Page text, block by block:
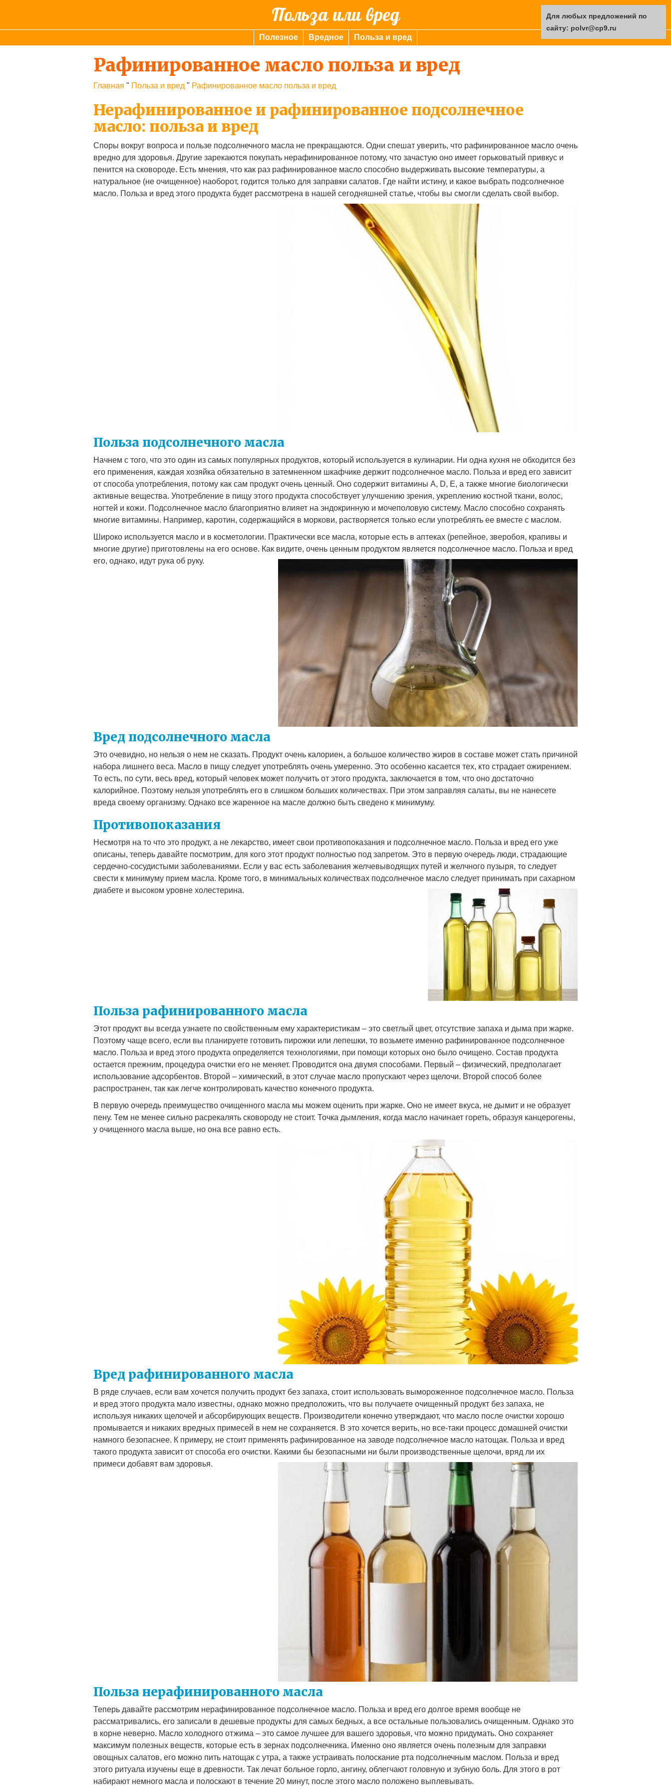
Польза или вред
Полезное Вредное Польза и вред
Рафинированное масло польза и вред
Главная " Польза и вред " Рафинированное масло польза и вред
Нерафинированное и рафинированное подсолнечное
масло: польза и вред
Споры вокруг вопроса и пользе подсолнечного масла не прекращаются. Одни спешат уверить, что рафинированное масло очень
вредно для здоровья. Другие зарекаются покупать нерафинированное потому, что зачастую оно имеет горьковатый привкус и
пенится на сковороде. Есть мнения, что как раз рафинированное масло способно выдерживать высокие температуры, а
натуральное (не очищенное) наоборот, годится только для заправки салатов. Где найти истину, и какое выбрать подсолнечное
масло. Польза и вред этого продукта будет рассмотрена в нашей сегодняшней статье, чтобы вы смогли сделать свой выбор.
Польза подсолнечного масла
Начнем с того, что это один из самых популярных продуктов, который используется в кулинарии. Ни одна кухня не обходится без
его применения, каждая хозяйка обязательно в затемненном шкафчике держит подсолнечное масло. Польза и вред его зависит
от способа употребления, потому как сам продукт очень ценный. Оно содержит витамины A, D, E, а также многие биологически
активные вещества. Употребление в пищу этого продукта способствует улучшению зрения, укреплению костной ткани, волос,
ногтей и кожи. Подсолнечное масло благоприятно влияет на эндокринную и мочеполовую систему. Масло способно сохранять
многие витамины. Например, каротин, содержащийся в моркови, растворяется только если употреблять ее вместе с маслом.
Широко используется масло и в косметологии. Практически все масла, которые есть в аптеках (репейное, зверобоя, крапивы и
многие другие) приготовлены на его основе. Как видите, очень ценным продуктом является подсолнечное масло. Польза и вред
его, однако, идут рука об руку.
Вред подсолнечного масла
Это очевидно, но нельзя о нем не сказать. Продукт очень калориен, а большое количество жиров в составе может стать причиной
набора лишнего веса. Масло в пищу следует употреблять очень умеренно. Это особенно касается тех, кто страдает ожирением.
То есть, по сути, весь вред, который человек может получить от этого продукта, заключается в том, что оно достаточно
калорийное. Поэтому нельзя употреблять его в слишком больших количествах. При этом заправляя салаты, вы не нанесете
вреда своему организму. Однако все жаренное на масле должно быть сведено к минимуму.
Противопоказания
Несмотря на то что это продукт, а не лекарство, имеет свои противопоказания и подсолнечное масло. Польза и вред его уже
описаны, теперь давайте посмотрим, для кого этот продукт полностью под запретом. Это в первую очередь люди, страдающие
сердечно-сосудистыми заболеваниями. Если у вас есть заболевания желчевыводящих путей и желчного пузыря, то следует
свести к минимуму прием масла. Кроме того, в минимальных количествах подсолнечное масло следует принимать при сахарном
диабете и высоком уровне холестерина.
Польза рафинированного масла
Этот продукт вы всегда узнаете по свойственным ему характеристикам – это светлый цвет, отсутствие запаха и дыма при жарке.
Поэтому чаще всего, если вы планируете готовить пирожки или лепешки, то возьмете именно рафинированное подсолнечное
масло. Польза и вред этого продукта определяется технологиями, при помощи которых оно было очищено. Состав продукта
остается прежним, процедура очистки его не меняет. Проводится она двумя способами. Первый – физический, предполагает
использование адсорбентов. Второй – химический, в этот случае масло пропускают через щелочи. Второй способ более
распространен, так как легче контролировать качество конечного продукта.
В первую очередь преимущество очищенного масла мы можем оценить при жарке. Оно не имеет вкуса, не дымит и не образует
пену. Тем не менее сильно расрекалять сковороду не стоит. Точка дымления, когда масло начинает гореть, образуя канцерогены,
у очищенного масла выше, но она все равно есть.
Вред рафинированного масла
В ряде случаев, если вам хочется получить продукт без запаха, стоит использовать вымороженное подсолнечное масло. Польза
и вред этого продукта мало известны, однако можно предположить, что вы получаете очищенный продукт без запаха, не
используя никаких щелочей и абсорбирующих веществ. Производители конечно утверждают, что масло после очистки хорошо
промывается и никаких вредных примесей в нем не сохраняется. В это хочется верить, но все-таки процесс домашней очистки
намного безопаснее. К примеру, не стоит применять рафинированное на заводе подсолнечное масло натощак. Польза и вред
такого продукта зависит от способа его очистки. Какими бы безопасными ни были производственные щелочи, вряд ли их
примеси добавят вам здоровья.
Польза нерафинированного масла
Теперь давайте рассмотрим нерафинированное подсолнечное масло. Польза и вред его долгое время вообще не
рассматривались, его записали в дешевые продукты для самых бедных, а все остальные пользовались очищенным. Однако это
в корне неверно. Масло холодного отжима – это самое лучшее для вашего здоровья, что можно придумать. Оно сохраняет
максимум полезных веществ, которые есть в зернах подсолнечника. Именно оно является очень полезным для заправки
овощных салатов, его можно пить натощак с утра, а также устраивать полоскание рта подсолнечным маслом. Польза и вред
этого ритуала изучены еще в древности. Так лечат больное горло, ангину, облегчают головную и зубную боль. Для этого в рот
набирают немного масла и полоскают в течение 20 минут, после этого масло положено выплевывать.
Для любых предложений по
сайту: polvr@cp9.ru